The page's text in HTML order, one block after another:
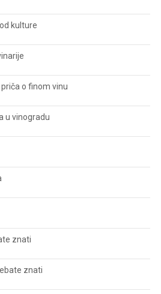
kulture
o finom vinu
u vinogradu
znati
znati